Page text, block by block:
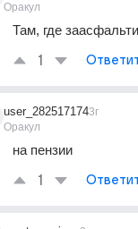
Оракул
Там, где
1
user_282517174
Оракул
3г
на пензии
1